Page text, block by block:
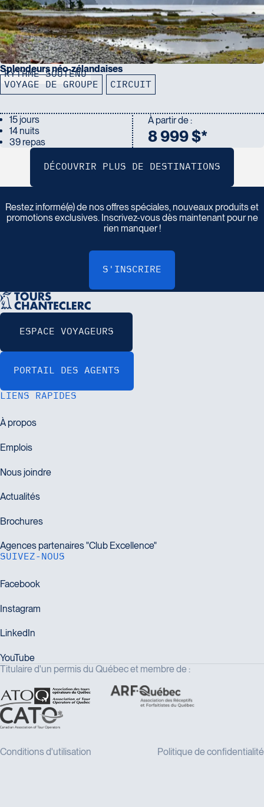
RYTHME SOUTENU
Splendeurs néo-zélandaises
VOYAGE DE GROUPE CIRCUIT
15 jours
14 nuits
39 repas
À partir de :
8 999 $*
Insc ivez vous à n o tre inf lettre
Restez informé(e) de nos offres spéciales, nouveaux produits et
promotions exclusives. Inscrivez-vous dès maintenant pour ne
rien manquer !
LIENS RAPIDES
SUIVEZ-NOUS
Titulaire d'un permis du Québec et membre de :